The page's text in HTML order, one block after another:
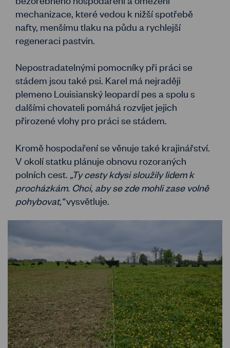
mechanizace, které vedou k nižší spotřebě
nafty, menšímu tlaku na půdu a rychlejší
regeneraci pastvin.
Nepostradatelnými pomocníky při práci se
stádem jsou také psi. Karel má nejraději
plemeno Louisianský leopardí pes a spolu s
dalšími chovateli pomáhá rozvíjet jejich
přirozené vlohy pro práci se stádem.
Kromě hospodaření se věnuje také krajinářství.
V okolí statku plánuje obnovu rozoraných
polních cest. „Ty cesty kdysi sloužily lidem k
procházkám. Chci, aby se zde mohli zase volně
pohybovat,“vysvětluje.